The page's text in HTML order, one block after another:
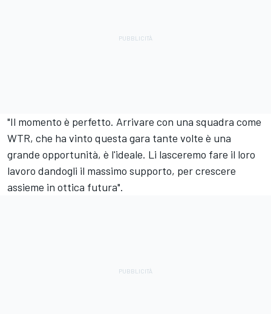
"Il momento è perfetto. Arrivare con una squadra come
WTR, che ha vinto questa gara tante volte è una
grande opportunità, è l'ideale. Li lasceremo fare il loro
lavoro dandogli il massimo supporto, per crescere
assieme in ottica futura".